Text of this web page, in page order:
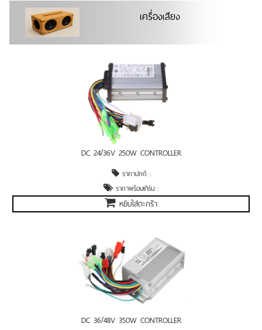
เครื่องเสียง
DC 24/36V 250W CONTROLLER
ราคาปกติ :
ราคาพร้อมเทิร์น :
หยิบใส่ตะกร้า
DC 36/48V 350W CONTROLLER